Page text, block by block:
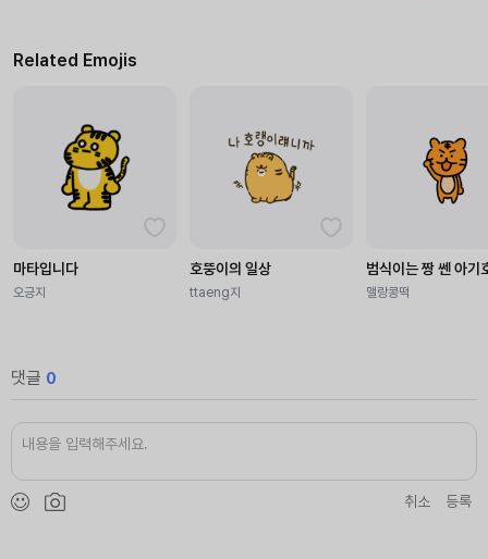
Related Emojis
마타입니다
오긍지
호뚱이의 일상
ttaeng지
범식이는 짱 쎈 아기
맬랑콩떡
댓글 0
취소 등록